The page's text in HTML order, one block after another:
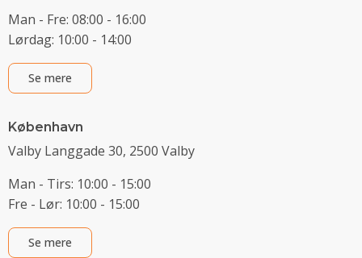
Man - Fre: 08:00 - 16:00
Lørdag: 10:00 - 14:00
Se mere
København
Valby Langgade 30, 2500 Valby
Man - Tirs: 10:00 - 15:00
Fre - Lør: 10:00 - 15:00
Se mere